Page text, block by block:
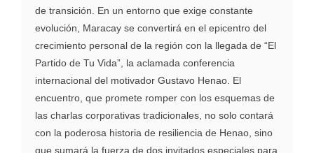
de transición. En un entorno que exige constante
evolución, Maracay se convertirá en el epicentro del
crecimiento personal de la región con la llegada de “El
Partido de Tu Vida”, la aclamada conferencia
internacional del motivador Gustavo Henao. El
encuentro, que promete romper con los esquemas de
las charlas corporativas tradicionales, no solo contará
con la poderosa historia de resiliencia de Henao, sino
que sumará la fuerza de dos invitados especiales para